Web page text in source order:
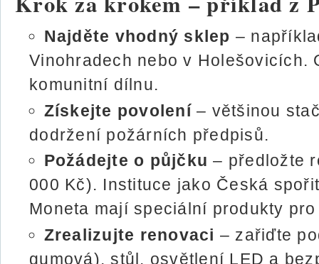
Najděte vhodný sklep –
Vinohradech nebo v Holešovicích.
komunitní dílnu.
Získejte povolení– většinou
dodržení požárních předpisů.
Požádejte o půjčku – předložte
000 Kč). Instituce jako Česká
Moneta mají speciální produkty
Zrealizujte renovaci – zařiďte
gumová), stůl, osvětlení LED a